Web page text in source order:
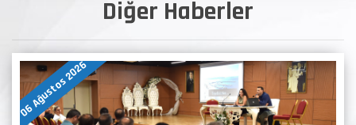
Diğer Haberler
06 Ağustos 2026